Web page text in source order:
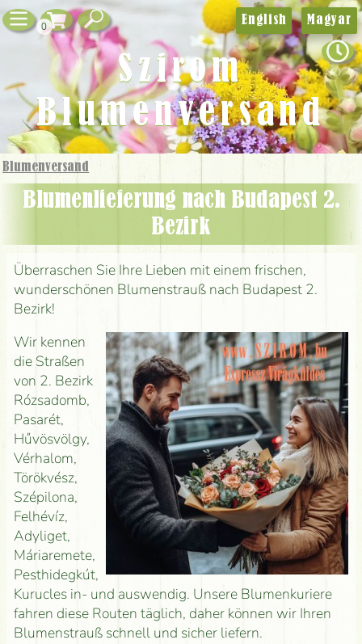
0
Blumenversand
Blumenlieferung nach Budapest 2.
Bezirk
Überraschen Sie Ihre Lieben mit einem frischen,
wunderschönen Blumenstrauß nach Budapest 2.
Bezirk!
Wir kennen
die Straßen
von 2. Bezirk
Rózsadomb,
Pasarét,
Hűvösvölgy,
Vérhalom,
Törökvész,
Szépilona,
Felhévíz,
Adyliget,
Máriaremete,
Pesthidegkút,
Kurucles in- und auswendig. Unsere Blumenkuriere
fahren diese Routen täglich, daher können wir Ihren
Blumenstrauß schnell und sicher liefern.
English Magyar
Szirom
Blumenversand